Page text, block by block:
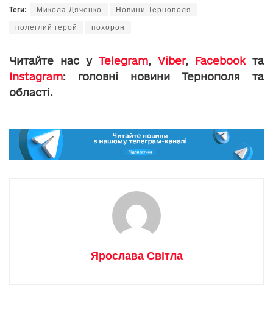
Теги: Микола Дяченко Новини Тернополя
полеглий герой похорон
Читайте нас у Telegram, Viber, Facebookта
Instagram: головні новини Тернополя та
області.
Ярослава Світла